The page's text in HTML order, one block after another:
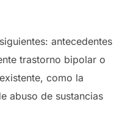
antecedentes
trastorno bipolar o
como la
abuso de sustancias